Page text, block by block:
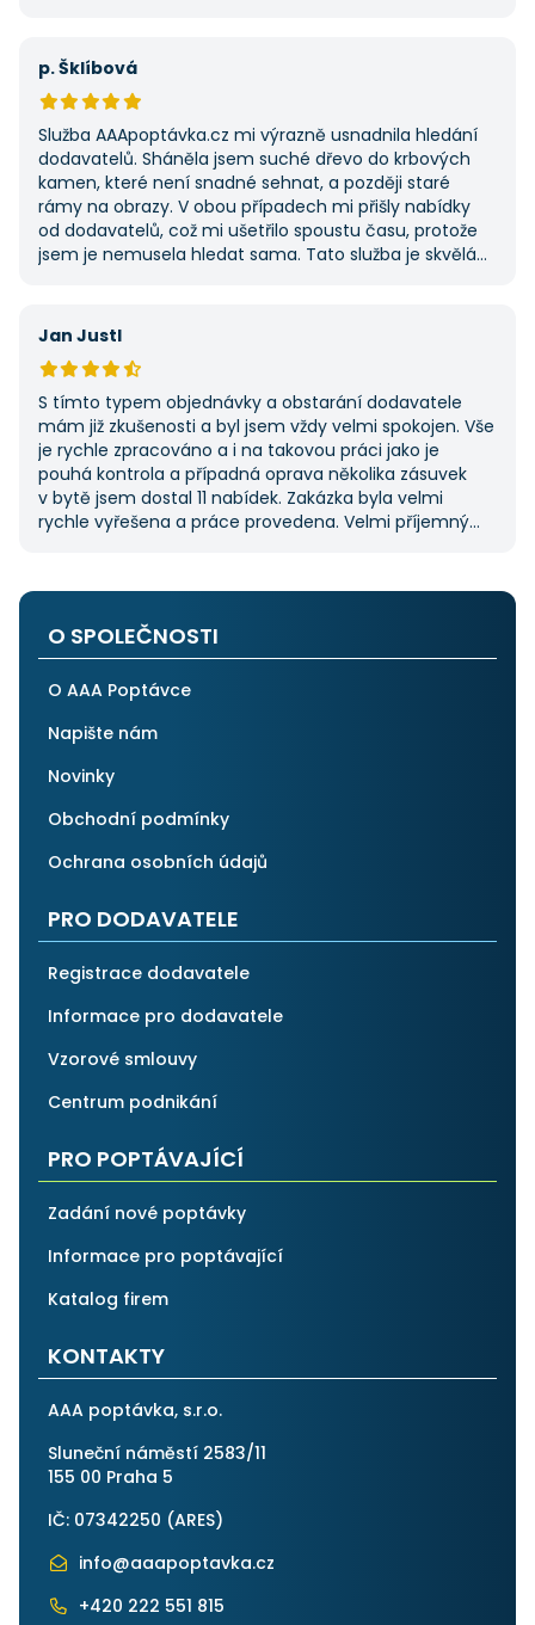
první, ale se službou jsem byl spokojený, protože mi
umožnila najít rychlé řešení. Vše proběhlo v pořádku
a příště jejich službu využiji znovu.
p. Šklíbová
Služba AAApoptávka.cz mi výrazně usnadnila hledání
dodavatelů. Sháněla jsem suché dřevo do krbových
kamen, které není snadné sehnat, a později staré
rámy na obrazy. V obou případech mi přišly nabídky
od dodavatelů, což mi ušetřilo spoustu času, protože
jsem je nemusela hledat sama. Tato služba je skvělá
Jan Justl
S tímto typem objednávky a obstarání dodavatele
mám již zkušenosti a byl jsem vždy velmi spokojen. Vše
je rychle zpracováno a i na takovou práci jako je
pouhá kontrola a případná oprava několika zásuvek
v bytě jsem dostal 11 nabídek. Zakázka byla velmi
rychle vyřešena a práce provedena. Velmi příjemný
po všech stránkách plně spolehnout.
O SPOLEČNOSTI
O AAA Poptávce
Napište nám
Novinky
Obchodní podmínky
Ochrana osobních údajů
PRO DODAVATELE
Registrace dodavatele
Informace pro dodavatele
Vzorové smlouvy
Centrum podnikání
PRO POPTÁVAJÍCÍ
Zadání nové poptávky
Informace pro poptávající
Katalog firem
KONTAKTY
AAA poptávka, s.r.o.
Sluneční náměstí 2583/11
155 00 Praha 5
IČ: 07342250 (ARES)
info@aaapoptavka.cz
+420 222 551 815